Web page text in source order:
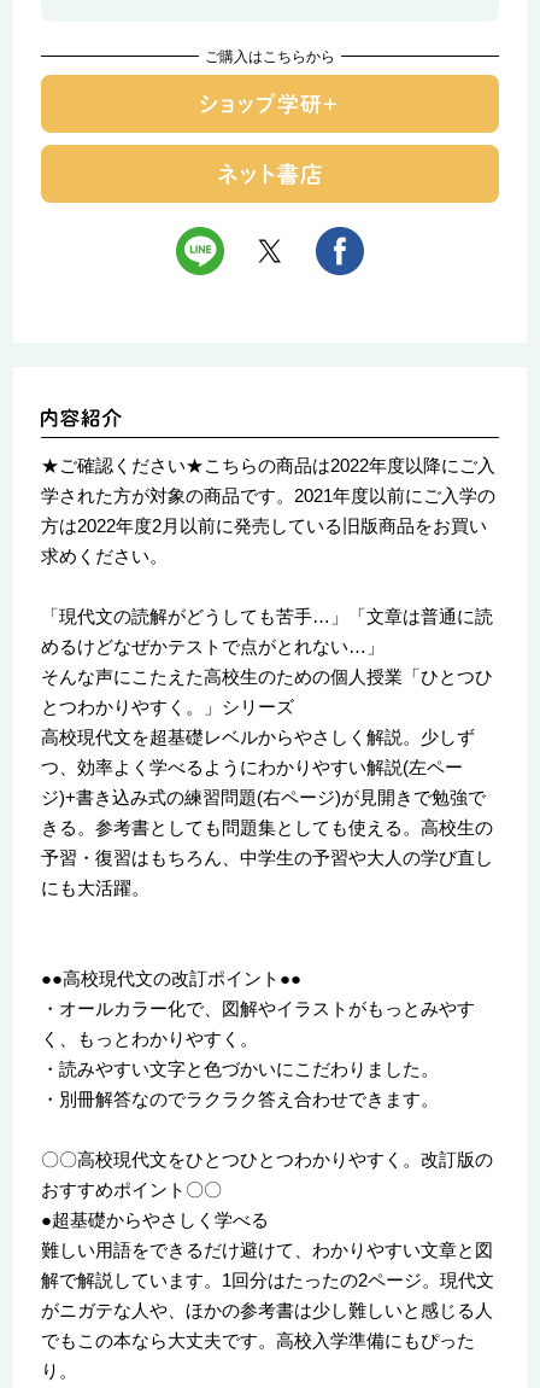
ご購入はこちらから
★ご確認ください★こちらの商品は2022年度以降にご入
学された方が対象の商品です。2021年度以前にご入学の
方は2022年度2月以前に発売している旧版商品をお買い
求めください。
「現代文の読解がどうしても苦手…」「文章は普通に読
めるけどなぜかテストで点がとれない…」
そんな声にこたえた高校生のための個人授業「ひとつひ
とつわかりやすく。」シリーズ
高校現代文を超基礎レベルからやさしく解説。少しず
つ、効率よく学べるようにわかりやすい解説(左ペー
ジ)+書き込み式の練習問題(右ページ)が見開きで勉強で
きる。参考書としても問題集としても使える。高校生の
予習・復習はもちろん、中学生の予習や大人の学び直し
にも大活躍。
●●高校現代文の改訂ポイント●●
・オールカラー化で、図解やイラストがもっとみやす
く、もっとわかりやすく。
・読みやすい文字と色づかいにこだわりました。
・別冊解答なのでラクラク答え合わせできます。
〇〇高校現代文をひとつひとつわかりやすく。改訂版の
おすすめポイント〇〇
●超基礎からやさしく学べる
難しい用語をできるだけ避けて、わかりやすい文章と図
解で解説しています。1回分はたったの2ページ。現代文
がニガテな人や、ほかの参考書は少し難しいと感じる人
でもこの本なら大丈夫です。高校入学準備にもぴった
り。